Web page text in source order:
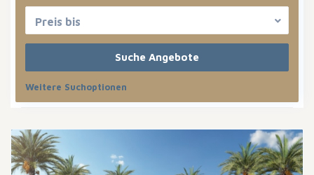
Preis bis
Weitere Suchoptionen
Orte
Sortiere nach